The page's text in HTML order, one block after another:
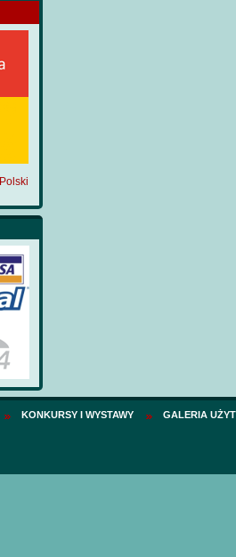
Polski
KONKURSY I WYSTAWY GALERIA